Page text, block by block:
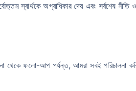
স্বার্থকে অগ্রাধিকার দেয় এবং সর্বশেষ নীতি ও
থেকে ফলো-আপ পর্যন্ত, আমরা সবই পরিচালনা